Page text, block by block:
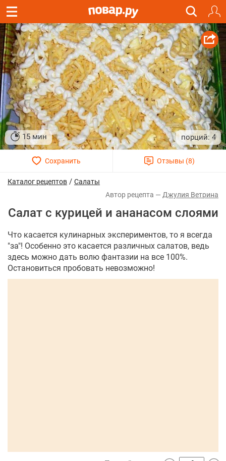
15 мин 4
Каталог рецептов / Салаты
Джулия Ветрина
Салат с курицей и ананасом слоями
Что касается кулинарных экспериментов, то я всегда
"за"! Особенно это касается различных салатов, ведь
здесь можно дать волю фантазии на все 100%.
Остановиться пробовать невозможно!